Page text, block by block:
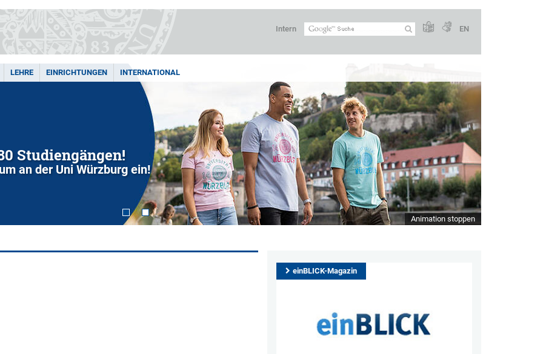
Intern EN
LEHRE EINRICHTUNGEN INTERNATIONAL
Studiengängen!
an der Uni Würzburg ein!
Animation stoppen
einBLICK-Magazin